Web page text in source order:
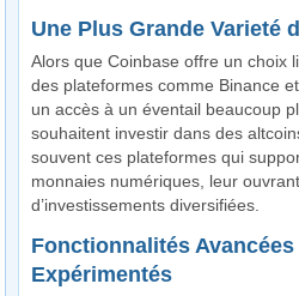
Une Plus Grande Varieté
Alors que Coinbase offre un choix
des plateformes comme Binance
un accès à un éventail beaucoup
souhaitent investir dans des
souvent ces plateformes qui
monnaies numériques, leur
d’investissements diversifiées.
Fonctionnalités
Expérimentés